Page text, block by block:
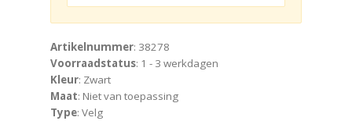
Artikelnummer: 38278
Voorraadstatus: 1 - 3 werkdagen
Kleur: Zwart
Maat: Niet van toepassing
Type: Velg